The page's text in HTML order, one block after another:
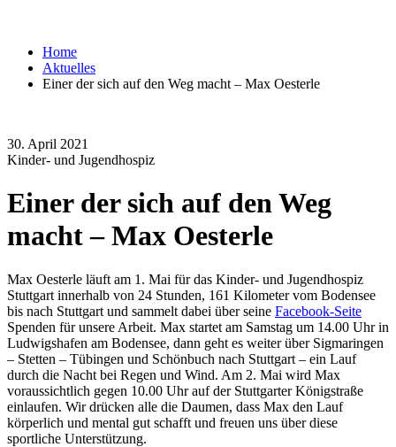
Home
Aktuelles
Einer der sich auf den Weg macht – Max Oesterle
30. April 2021
Kinder- und Jugendhospiz
Einer der sich auf den Weg
macht – Max Oesterle
Max Oesterle läuft am 1. Mai für das Kinder- und Jugendhospiz
Stuttgart innerhalb von 24 Stunden, 161 Kilometer vom Bodensee
bis nach Stuttgart und sammelt dabei über seine Facebook-Seite
Spenden für unsere Arbeit. Max startet am Samstag um 14.00 Uhr in
Ludwigshafen am Bodensee, dann geht es weiter über Sigmaringen
– Stetten – Tübingen und Schönbuch nach Stuttgart – ein Lauf
durch die Nacht bei Regen und Wind. Am 2. Mai wird Max
voraussichtlich gegen 10.00 Uhr auf der Stuttgarter Königstraße
einlaufen. Wir drücken alle die Daumen, dass Max den Lauf
körperlich und mental gut schafft und freuen uns über diese
sportliche Unterstützung.